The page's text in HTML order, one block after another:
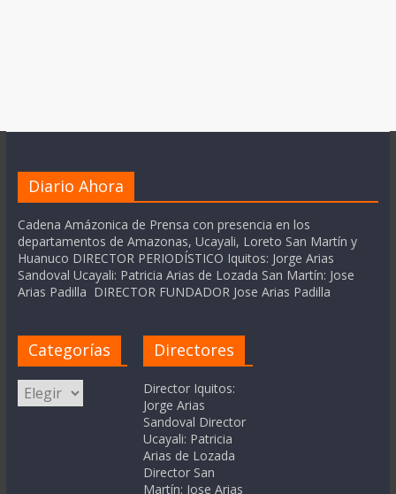
Diario Ahora
Cadena Amázonica de Prensa con presencia en los
departamentos de Amazonas, Ucayali, Loreto San Martín y
Huanuco DIRECTOR PERIODÍSTICO Iquitos: Jorge Arias
Sandoval Ucayali: Patricia Arias de Lozada San Martín: Jose
Arias Padilla DIRECTOR FUNDADOR Jose Arias Padilla
Categorías
Categorías
Directores
Director Iquitos:
Jorge Arias
Sandoval Director
Ucayali: Patricia
Arias de Lozada
Director San
Martín: Jose Arias